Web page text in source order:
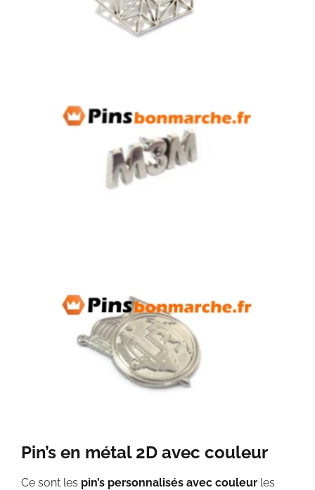
Pin’s en métal 2D avec couleur
Ce sont les pin’s personnalisés avec couleur les